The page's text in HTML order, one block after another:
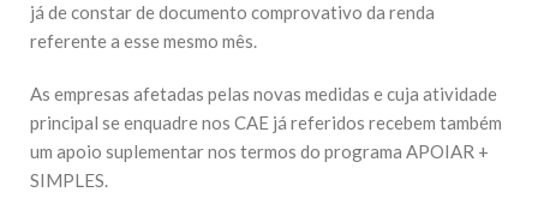
já de constar de documento comprovativo da renda
referente a esse mesmo mês.
As empresas afetadas pelas novas medidas e cuja atividade
principal se enquadre nos CAE já referidos recebem também
um apoio suplementar nos termos do programa APOIAR +
SIMPLES.